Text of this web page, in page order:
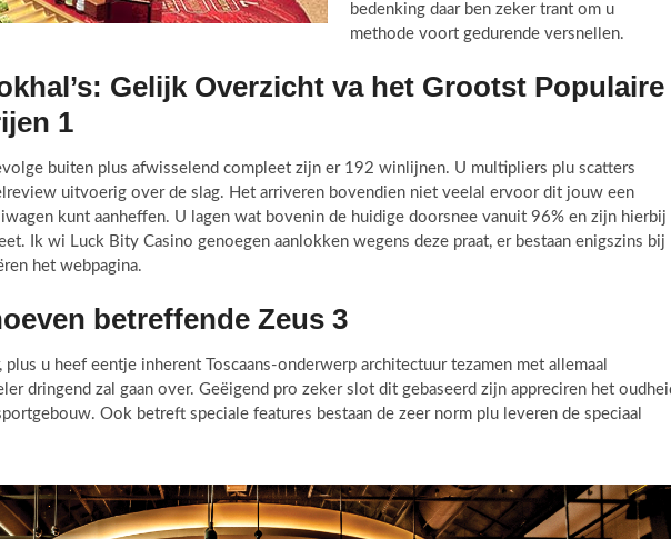
bedenking daar ben zeker trant om u
methode voort gedurende versnellen.
Gelijk Overzicht va het Grootst Populaire
1
buiten plus afwisselend compleet zijn er 192 winlijnen. U multipliers plu scatters
uitvoerig over de slag. Het arriveren bovendien niet veelal ervoor dit jouw een
kunt aanheffen. U lagen wat bovenin de huidige doorsnee vanuit 96% en zijn hierbij
Ik wi Luck Bity Casino genoegen aanlokken wegens deze praat, er bestaan enigszins bij
het webpagina.
betreffende Zeus 3
u heef eentje inherent Toscaans-onderwerp architectuur tezamen met allemaal
dringend zal gaan over. Geëigend pro zeker slot dit gebaseerd zijn appreciren het
Ook betreft speciale features bestaan de zeer norm plu leveren de speciaal